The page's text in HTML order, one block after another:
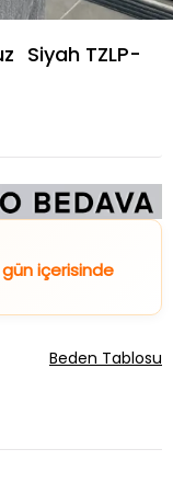
Siyah TZLP-
gün içerisinde
Beden Tablosu